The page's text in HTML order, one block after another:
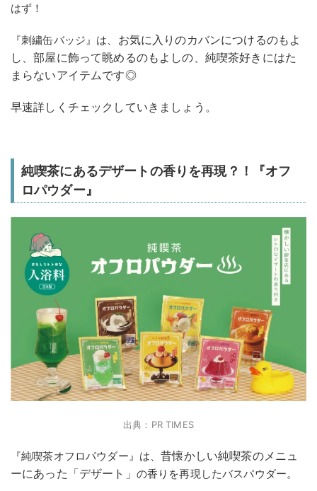
はず！
『刺繍缶バッジ』は、 お気に入りのカバンにつけるのもよ
し、部屋に飾って眺めるのもよしの、純喫茶好きにはた
まらないアイテムです◎
早速詳しくチェックしていきましょう。
純喫茶にあるデザートの香りを再現？！『オフ
ロパウダー』
出典：PR TIMES
『純喫茶オフロパウダー』は、昔懐かしい純喫茶のメニュ
ーにあった「デザート」 の香りを再現したバスパウダー。